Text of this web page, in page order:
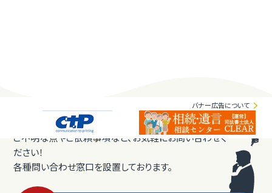
バナー広告について
ご不明な点やご依頼事項など、お気軽にお問い合わせく
ださい！
各種問い合わせ窓口を設置しております。